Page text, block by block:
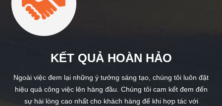
KẾT QUẢ HOÀN HẢO
Ngoài việc đem lại những ý tưởng sáng tạo, chúng tôi luôn đặt
hiệu quả công việc lên hàng đầu. Chúng tôi cam kết đem đến
sự hài lòng cao nhất cho khách hàng để khi hợp tác với